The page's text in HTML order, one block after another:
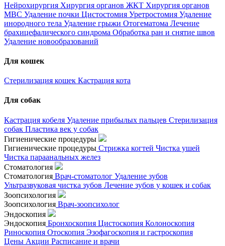
Нейрохирургия Хирургия органов ЖКТ Хирургия органов
МВС Удаление почки Цистостомия Уретростомия Удаление
инородного тела Удаление грыжи Отогематома Лечение
брахицефалического синдрома Обработка ран и снятие швов
Удаление новообразований
Для кошек
Стерилизация кошек Кастрация кота
Для собак
Кастрация кобеля Удаление прибылых пальцев Стерилизация
собак Пластика век у собак
Гигиенические процедуры
Гигиенические процедуры Стрижка когтей Чистка ушей
Чистка параанальных желез
Стоматология
Стоматология Врач-стоматолог Удаление зубов
Ультразвуковая чистка зубов Лечение зубов у кошек и собак
Зоопсихология
Зоопсихология Врач-зоопсихолог
Эндоскопия
Эндоскопия Бронхоскопия Цистоскопия Колоноскопия
Риноскопия Отоскопия Эзофагоскопия и гастроскопия
Цены Акции Расписание и врачи